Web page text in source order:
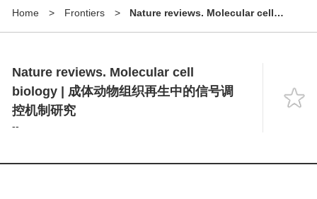
About
Language
Home > Frontiers >
Nature reviews. Molecular cell
Nature reviews. Molecular cell
biology | 成体动物组织再生中的信号调
控机制研究
--